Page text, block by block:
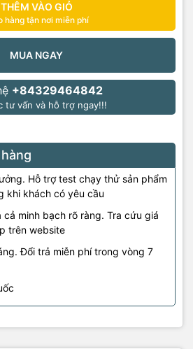
THÊM VÀO GIỎ
hàng tận nơi miễn phí
MUA NGAY
+84329464842
tư vấn và hỗ trợ ngay!!!
Hỗ trợ test chạy thử sản phẩm
khi khách có yêu cầu
cả minh bạch rõ ràng. Tra cứu giá
trên website
Đổi trả miễn phí trong vòng 7